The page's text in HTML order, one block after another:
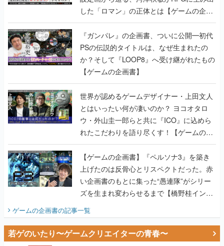
した「ロマン」の正体とは【ゲームの企画
書】
『ガンパレ』の企画書、ついに公開━初代
PSの伝説的タイトルは、なぜ生まれたの
か？そして『LOOP8』へ受け継がれたもの
【ゲームの企画書】
世界が認めるゲームデザイナー・上田文人
とはいったい何が凄いのか？ ヨコオタロ
ウ・外山圭一郎らと共に『ICO』に込めら
れたこだわりを語り尽くす！【ゲームの企
画書】
【ゲームの企画書】『ペルソナ3』を築き
上げたのは反骨心とリスペクトだった。赤
い企画書のもとに集った“愚連隊”がシリー
ズを生まれ変わらせるまで【橋野桂インタ
ビュー】
ゲームの企画書の記事一覧
若ゲのいたり〜ゲームクリエイターの青春〜